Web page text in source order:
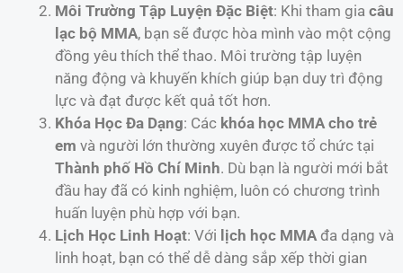
Môi Trường Tập Luyện Đặc Biệt: Khi tham gia câu
lạc bộ MMA, bạn sẽ được hòa mình vào một cộng
đồng yêu thích thể thao. Môi trường tập luyện
năng động và khuyến khích giúp bạn duy trì động
lực và đạt được kết quả tốt hơn.
Khóa Học Đa Dạng: Các khóa học MMA cho trẻ
em và người lớn thường xuyên được tổ chức tại
Thành phố Hồ Chí Minh. Dù bạn là người mới bắt
đầu hay đã có kinh nghiệm, luôn có chương trình
huấn luyện phù hợp với bạn.
Lịch Học Linh Hoạt: Với lịch học MMA đa dạng và
linh hoạt, bạn có thể dễ dàng sắp xếp thời gian